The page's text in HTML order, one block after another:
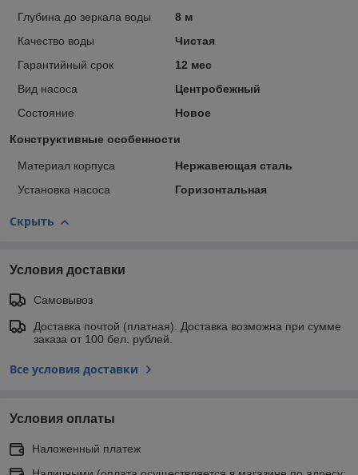
Глубина до зеркала воды
8 м
Качество воды
Чистая
Гарантийный срок
12 мес
Вид насоса
Центробежный
Состояние
Новое
Конструктивные особенности
Материал корпуса
Нержавеющая сталь
Установка насоса
Горизонтальная
Скрыть
Условия доставки
Самовывоз
Доставка почтой (платная). Доставка возможна при сумме
заказа от 100 бел. рублей.
Все условия доставки
Условия оплаты
Наложенный платеж